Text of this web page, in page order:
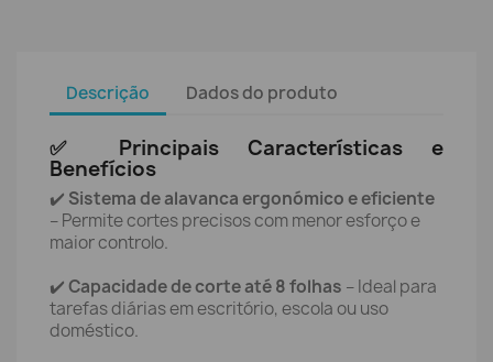
Descrição Dados do produto
✅ Principais Características e
Benefícios
✔️ Sistema de alavanca ergonómico e eficiente
– Permite cortes precisos com menor esforço e
maior controlo.
✔️Capacidade de corte até 8 folhas – Ideal para
tarefas diárias em escritório, escola ou uso
doméstico.